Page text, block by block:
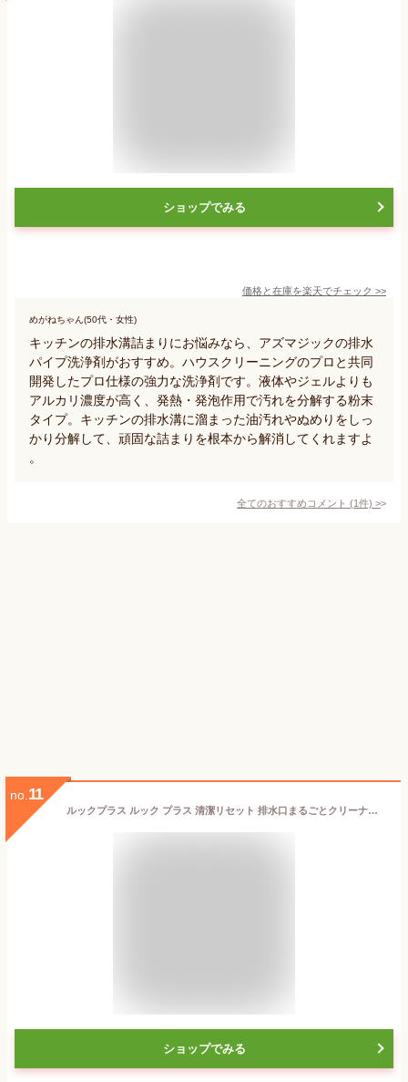
ショップでみる
価格と在庫を楽天でチェック >>
めがねちゃん(50代・女性)
キッチンの排水溝詰まりにお悩みなら、アズマジックの排水
パイプ洗浄剤がおすすめ。ハウスクリーニングのプロと共同
開発したプロ仕様の強力な洗浄剤です。液体やジェルよりも
アルカリ濃度が高く、発熱・発泡作用で汚れを分解する粉末
タイプ。キッチンの排水溝に溜まった油汚れやぬめりをしっ
かり分解して、頑固な詰まりを根本から解消してくれますよ
。
全てのおすすめコメント (1件) >
no. 11
ルックプラス ルック プラス 清潔リセット 排水口まるごとクリーナー キッチン用 2包
ショップでみる